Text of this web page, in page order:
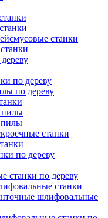
станки
по дереву
по дереву
пилы
пилы
станки
по дереву
станки по дереву
станки
шлифовальные